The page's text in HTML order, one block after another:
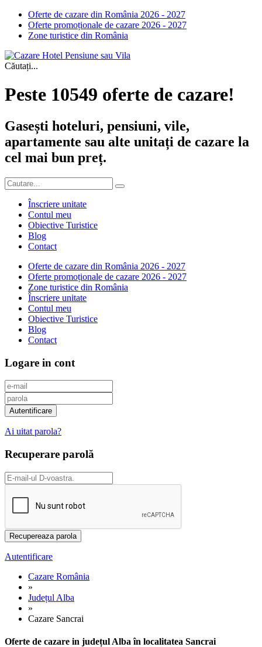
Oferte de cazare din România 2026 - 2027
Oferte promoționale de cazare 2026 - 2027
Zone turistice din România
Căutați...
Peste 10549 oferte de cazare!
Gasești hoteluri, pensiuni, vile,
apartamente sau alte unitați de cazare la
cel mai bun preț.
Înscriere unitate
Contul meu
Obiective Turistice
Blog
Contact
Oferte de cazare din România 2026 - 2027
Oferte promoționale de cazare 2026 - 2027
Zone turistice din România
Înscriere unitate
Contul meu
Obiective Turistice
Blog
Contact
Logare in cont
Ai uitat parola?
Recuperare parolă
Autentificare
Cazare România
»
Județul Alba
»
Cazare Sancrai
Oferte de cazare in județul Alba în localitatea Sancrai